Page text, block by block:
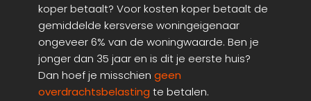
koper betaalt? Voor kosten koper betaalt de
gemiddelde kersverse woningeigenaar
ongeveer 6% van de woningwaarde. Ben je
jonger dan 35 jaar en is dit je eerste huis?
Dan hoef je misschien geen
overdrachtsbelasting te betalen.